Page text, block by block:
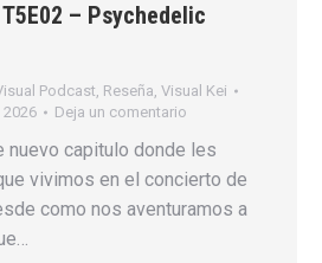
– Psychedelic
Podcast, Reseña, Visual Kei
2026 Deja un comentario
nuevo capitulo donde les
vivimos en el concierto de
como nos aventuramos a